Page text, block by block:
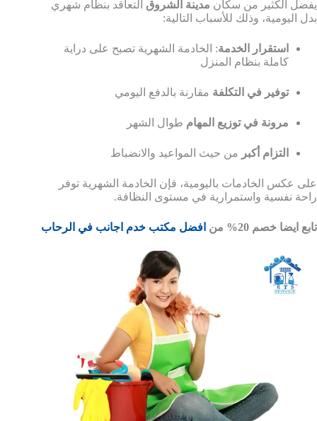
يفضل الكثير من سكان مدينة الشروق التعاقد بنظام شهري
بدل اليومية، وذلك للأسباب التالية:
استقرار الخدمة: الخادمة الشهرية تصبح على دراية
كاملة بنظام المنزل
توفير في التكلفة مقارنة بالدفع اليومي
مرونة في توزيع المهام طوال الشهر
التزام أكبر من حيث المواعيد والانضباط
على عكس الخادمات باليومية، فإن الخادمة الشهرية توفر
راحة نفسية واستمرارية في مستوى النظافة.
تابع ايضا خصم 20% من افضل مكتب خدم اجانب في الرحاب